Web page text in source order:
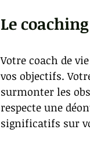
Le
Votre coach de
vos objectifs.
surmonter les
respecte une
significatifs sur